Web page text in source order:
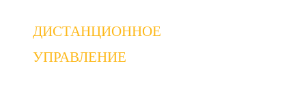
ДИСТАНЦИОННОЕ
УПРАВЛЕНИЕ